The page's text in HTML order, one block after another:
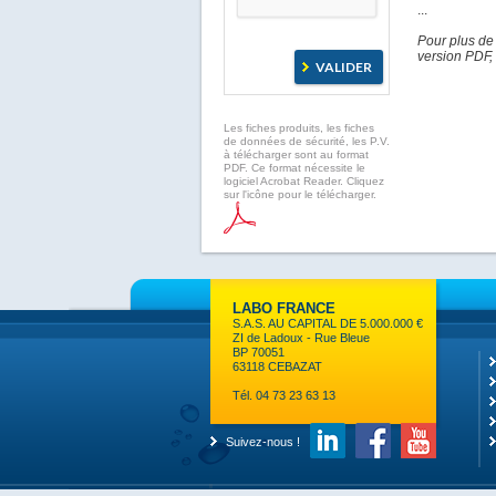
Les fiches produits, les fiches
de données de sécurité, les P.V.
à télécharger sont au format
PDF. Ce format nécessite le
logiciel Acrobat Reader. Cliquez
sur l'icône pour le télécharger.
...
Pour plus
version
LABO FRANCE
S.A.S. AU CAPITAL DE 5.000.000 €
ZI de Ladoux - Rue Bleue
BP 70051
63118 CEBAZAT
Tél. 04 73 23 63 13
Suivez-nous !